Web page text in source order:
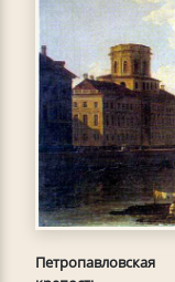
Петропавловская